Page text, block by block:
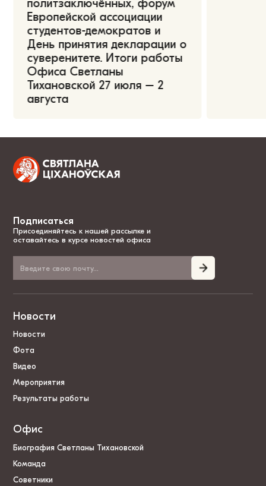
политзаключённых, форум
Европейской ассоциации
студентов-демократов и
День принятия декларации о
суверенитете. Итоги работы
Офиса Светланы
Тихановской 27 июля – 2
августа
Подписаться
Присоединяйтесь к нашей рассылке и
оставайтесь в курсе новостей офиса
Новости
Новости
Фота
Видео
Мероприятия
Результаты работы
Офис
Биография Светланы Тихановской
Команда
Советники